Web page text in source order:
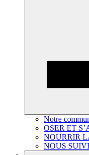
Notre
OSER ET
NOURRIR
NOUS